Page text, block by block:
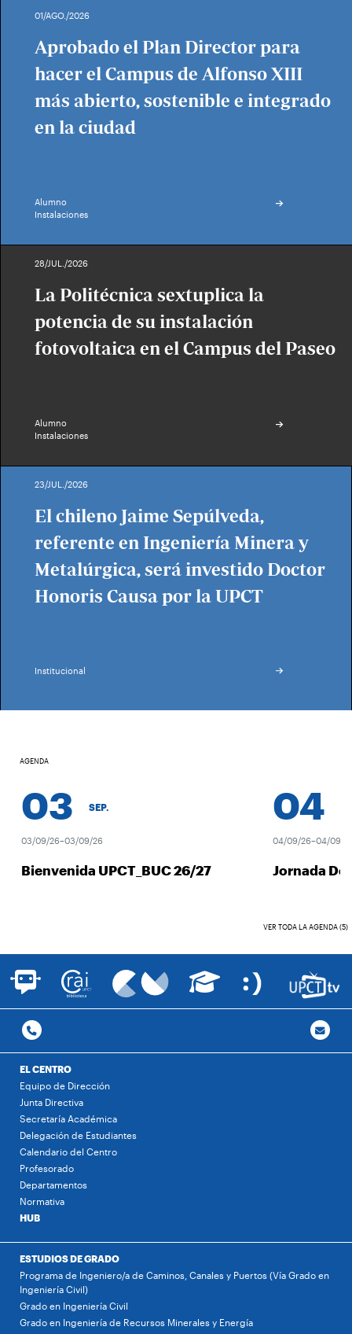
01/AGO./2026
Aprobado el Plan Director para
hacer el Campus de Alfonso XIII
más abierto, sostenible e integrado
en la ciudad
Alumno
Instalaciones
28/JUL./2026
La Politécnica sextuplica la
potencia de su instalación
fotovoltaica en el Campus del Paseo
Alumno
Instalaciones
23/JUL./2026
El chileno Jaime Sepúlveda,
referente en Ingeniería Minera y
Metalúrgica, será investido Doctor
Honoris Causa por la UPCT
Institucional
AGENDA
03 SEP.
03/09/26–03/09/26
Bienvenida UPCT_BUC 26/27
04
04/09/26–04/09/26
Jornada
VER TODA LA AGENDA (5)
EL CENTRO
Equipo de Dirección
Junta Directiva
Secretaría Académica
Delegación de Estudiantes
Calendario del Centro
Profesorado
Departamentos
Normativa
HUB
ESTUDIOS DE GRADO
Programa de Ingeniero/a de Caminos, Canales y Puertos (Vía Grado en
Ingeniería Civil)
Grado en Ingeniería Civil
Grado en Ingeniería de Recursos Minerales y Energía